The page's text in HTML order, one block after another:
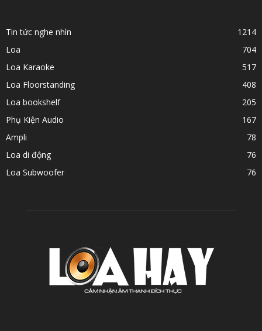
Tin tức nghe nhìn
1214
Loa
704
Loa Karaoke
517
Loa Floorstanding
408
Loa bookshelf
205
Phụ Kiện Audio
167
Ampli
78
Loa di động
76
Loa Subwoofer
76